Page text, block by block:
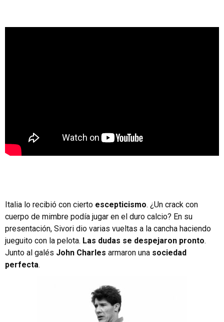
Italia lo recibió con cierto escepticismo. ¿Un crack con
cuerpo de mimbre podía jugar en el duro calcio? En su
presentación, Sivori dio varias vueltas a la cancha haciendo
jueguito con la pelota. Las dudas se despejaron pronto.
Junto al galés John Charles armaron una sociedad
perfecta.